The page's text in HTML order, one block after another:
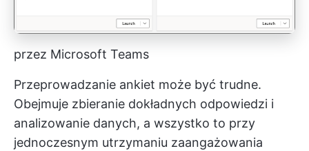
przez Microsoft Teams
Przeprowadzanie ankiet może być trudne.
Obejmuje zbieranie dokładnych odpowiedzi i
analizowanie danych, a wszystko to przy
jednoczesnym utrzymaniu zaangażowania